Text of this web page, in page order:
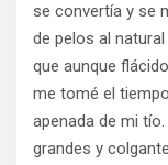
se convertía y se
de pelos al
que aunque
me tomé el
apenada de mi
grandes y